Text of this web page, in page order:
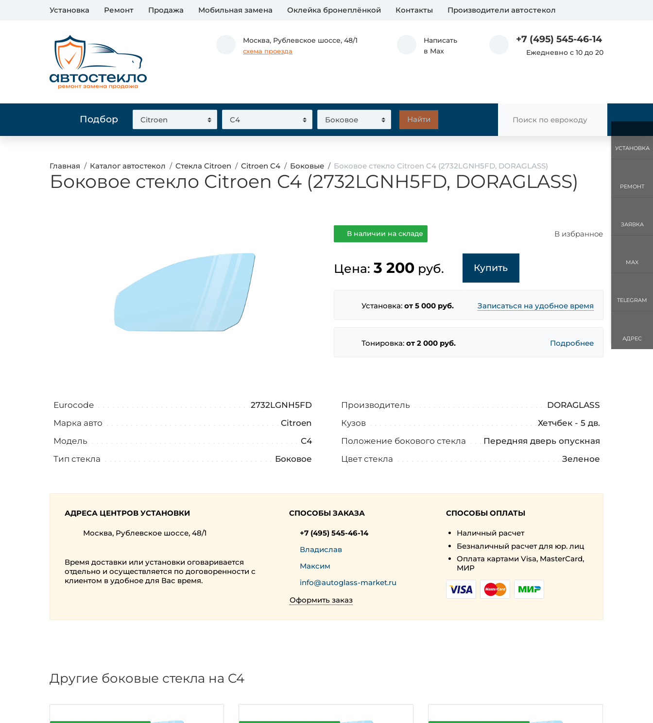
Установка Ремонт Продажа Мобильная замена Оклейка бронеплёнкой Контакты Производители автостекол
Москва, Рублевское шоссе, 48/1
схема проезда
Написать
в Max
+7 (495) 545-46-14
Ежедневно с 10 до 20
Подбор
Главная Каталог автостекол Стекла Citroen Citroen C4 Боковые Боковое стекло Citroen C4 (2732LGNH5FD, DORAGLASS)
Боковое стекло Citroen C4 (2732LGNH5FD, DORAGLASS)
В наличии на складе В избранное
Цена: 3 200 руб. Купить
Установка:от 5 000 руб. Записаться на удобное время
Тонировка:от 2 000 руб. Подробнее
Eurocode
2732LGNH5FD
Марка авто
Citroen
Модель
C4
Тип стекла
Боковое
Производитель
DORAGLASS
Кузов
Хетчбек - 5 дв.
Положение бокового стекла
Передняя дверь опускная
Цвет стекла
Зеленое
АДРЕСА ЦЕНТРОВ УСТАНОВКИ
Москва, Рублевское шоссе, 48/1
Время доставки или установки оговаривается
отдельно и осуществляется по договоренности с
клиентом в удобное для Вас время.
СПОСОБЫ ЗАКАЗА
+7 (495) 545-46-14
Владислав
Максим
info@autoglass-market.ru
Оформить заказ
СПОСОБЫ ОПЛАТЫ
Наличный расчет
Безналичный расчет для юр. лиц
Оплата картами Visa, MasterCard,
МИР
Другие боковые стекла на C4
УСТАНОВКА
РЕМОНТ
ЗАЯВКА
MAX
TELEGRAM
АДРЕС